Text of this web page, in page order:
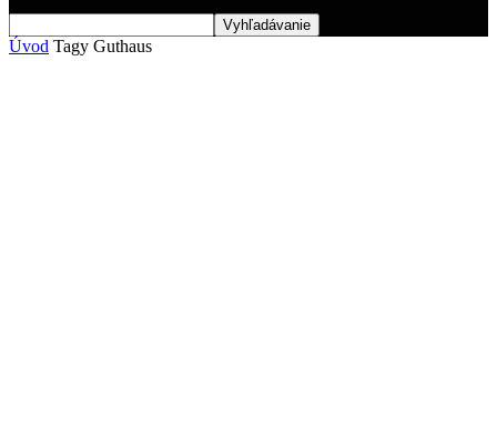
Úvod Tagy Guthaus